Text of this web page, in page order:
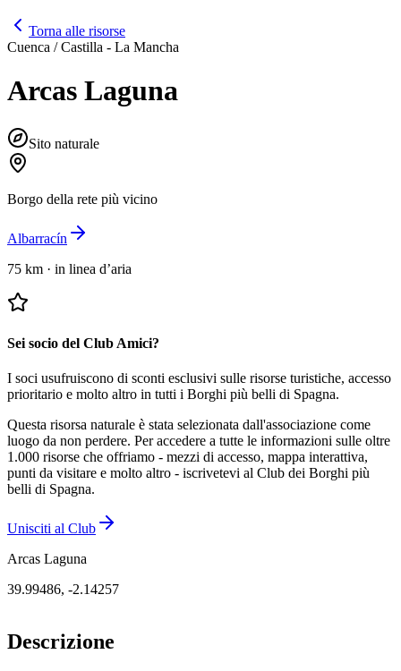
Torna alle risorse
Cuenca / Castilla - La Mancha
Arcas Laguna
Sito naturale
Borgo della rete più vicino
Albarracín
75 km · in linea d’aria
Sei socio del Club Amici?
I soci usufruiscono di sconti esclusivi sulle risorse turistiche, accesso
prioritario e molto altro in tutti i Borghi più belli di Spagna.
Questa risorsa naturale è stata selezionata dall'associazione come
luogo da non perdere. Per accedere a tutte le informazioni sulle oltre
1.000 risorse che offriamo - mezzi di accesso, mappa interattiva,
punti da visitare e molto altro - iscrivetevi al Club dei Borghi più
belli di Spagna.
Unisciti al Club
Arcas Laguna
39.99486, -2.14257
Descrizione